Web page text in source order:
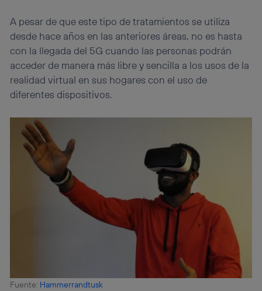
A pesar de que este tipo de tratamientos se utiliza
desde hace años en las anteriores áreas, no es hasta
con la llegada del 5G cuando las personas podrán
acceder de manera más libre y sencilla a los usos de la
realidad virtual en sus hogares con el uso de
diferentes dispositivos.
Fuente: Hammerrandtusk